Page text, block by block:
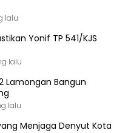
lalu
Yonif TP 541/KJS
lalu
Lamongan Bangun
lalu
Menjaga Denyut Kota